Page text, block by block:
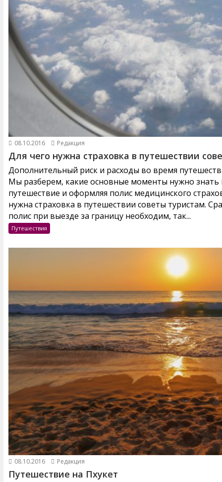
08.10.2016 Редакция
Для чего нужна страховка в путешествии
Дополнительный риск и расходы во время
Мы разберем, какие основные моменты нужно знать
путешествие и оформляя полис медицинского
нужна страховка в путешествии советы туристам.
полис при выезде за границу необходим, так...
Путешествия
08.10.2016 Редакция
Путешествие на Пхукет